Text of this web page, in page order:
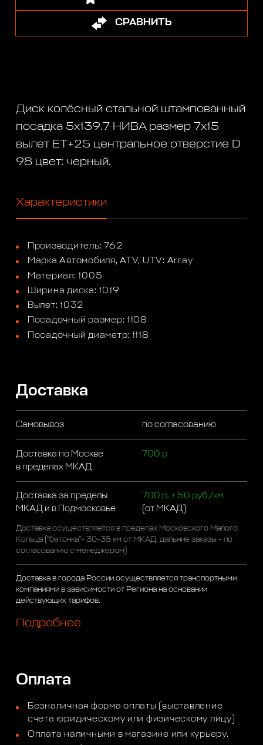
СРАВНИТЬ
Диск колёсный стальной штампованный
посадка 5x139.7 НИВА размер 7х15
вылет ET+25 центральное отверстие D
98 цвет: черный.
Характеристики
Производитель: 762
Марка Автомобиля, ATV, UTV: Array
Материал: 1005
Ширина диска: 1019
Вылет: 1032
Посадочный размер: 1108
Посадочный диаметр: 1118
Доставка
Самовывоз по согласованию
Доставка по Москве
в пределах МКАД
700 р
Доставка за пределы
МКАД и в Подмосковье
700 р. + 50 руб./км
(от МКАД)
Доставка осуществляется в пределах Московского Малого
Кольца ("бетонка"- 30-35 км от МКАД, дальние заказы - по
согласованию с менеджером)
Доставка в города России осуществляется транспортными
компаниями в зависимости от Региона на основании
действующих тарифов.
Подробнее
Оплата
Безналичная форма оплаты (выставление
счета юридическому или физическому лицу)
Оплата наличными в магазине или курьеру.